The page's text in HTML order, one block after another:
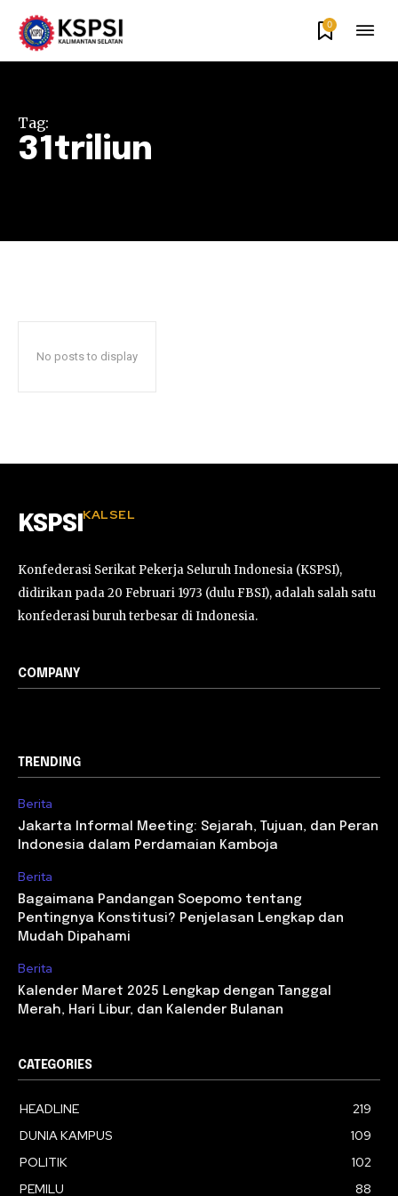
0
Tag:
31triliun
No posts to display
KSPSI KALSEL
Konfederasi Serikat Pekerja Seluruh Indonesia (KSPSI),
didirikan pada 20 Februari 1973 (dulu FBSI), adalah salah satu
konfederasi buruh terbesar di Indonesia.
COMPANY
TRENDING
Berita
Jakarta Informal Meeting: Sejarah, Tujuan, dan Peran
Indonesia dalam Perdamaian Kamboja
Berita
Bagaimana Pandangan Soepomo tentang
Pentingnya Konstitusi? Penjelasan Lengkap dan
Mudah Dipahami
Berita
Kalender Maret 2025 Lengkap dengan Tanggal
Merah, Hari Libur, dan Kalender Bulanan
CATEGORIES
HEADLINE
219
DUNIA KAMPUS
109
POLITIK
102
PEMILU
88